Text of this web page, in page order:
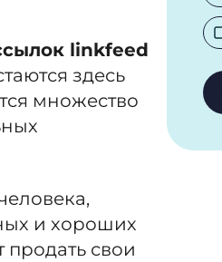
linkfeed
здесь
множество
и хороших
свои